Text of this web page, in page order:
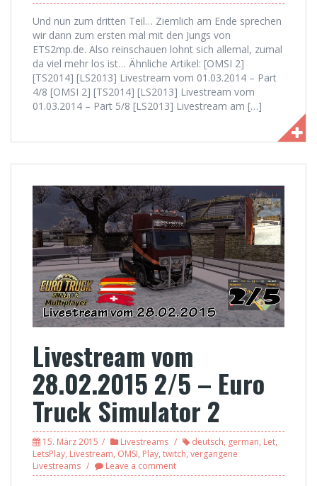
Und nun zum dritten Teil… Ziemlich am Ende sprechen
wir dann zum ersten mal mit den Jungs von
ETS2mp.de. Also reinschauen lohnt sich allemal, zumal
da viel mehr los ist… Ähnliche Artikel: [OMSI 2]
[TS2014] [LS2013] Livestream vom 01.03.2014 – Part
4/8 [OMSI 2] [TS2014] [LS2013] Livestream vom
01.03.2014 – Part 5/8 [LS2013] Livestream am […]
Livestream vom
28.02.2015 2/5 – Euro
Truck Simulator 2
15. März 2015 Livestreams deutsch, german, Let,
LetsPlay, Livestream, OMSI, Play, twitch, vergangene
Livestreams
Leave a comment